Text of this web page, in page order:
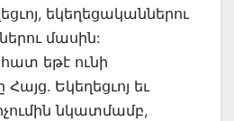
եկեղեցականներու
մասին:
եթէ ունի
Եկեղեցւոյ եւ
նկատմամբ,